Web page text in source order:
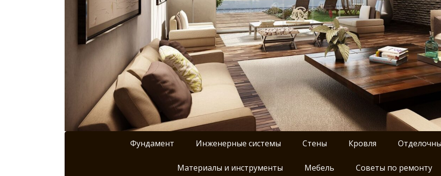
Фундамент Инженерные системы Стены Кровля
Материалы и инструменты Мебель Советы по ремонту